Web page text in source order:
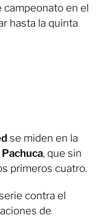
campeonato en el
hasta la quinta
se miden en la
Pachuca, que sin
primeros cuatro.
contra el
de